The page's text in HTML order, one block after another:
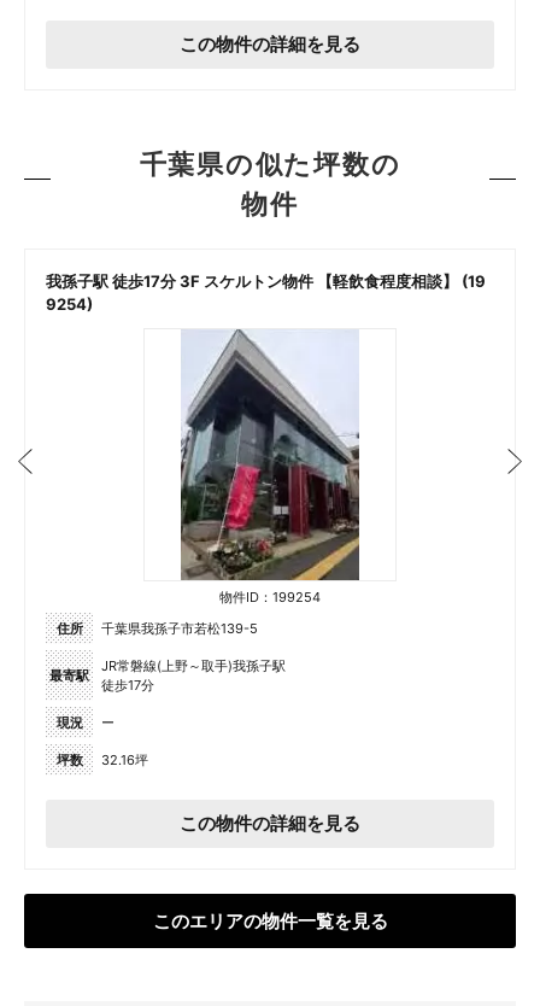
この物件の詳細を見る
千葉県の似た坪数の
物件
我孫子駅 徒歩17分 3F スケルトン物件 【軽飲食程度相談】 (19
9254)
物件ID：199254
住所
千葉県我孫子市若松139-5
最寄駅
JR常磐線(上野～取手)我孫子駅
徒歩17分
現況 ー
坪数 32.16坪
この物件の詳細を見る
このエリアの物件一覧を見る